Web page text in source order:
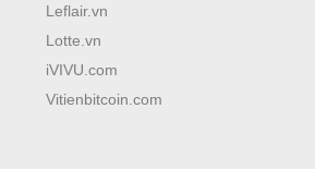
Leflair.vn
Lotte.vn
iVIVU.com
Vitienbitcoin.com